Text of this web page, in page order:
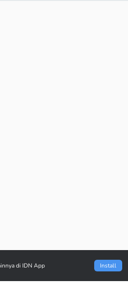
di IDN App Install